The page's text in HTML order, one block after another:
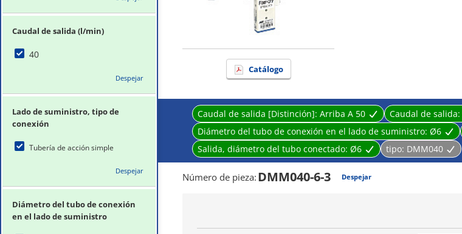
Caudal de salida (l/min)
40
Despejar
Lado de suministro, tipo de
conexión
Tubería de acción simple
Despejar
Diámetro del tubo de conexión
en el lado de suministro
Catálogo
Caudal de salida [Distinción]: Arriba A 50 Caudal de salida:
Diámetro del tubo de conexión en el lado de suministro: Ø6
Salida, diámetro del tubo conectado: Ø6 tipo: DMM040
Número de pieza: DMM040-6-3 Despejar